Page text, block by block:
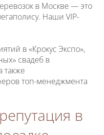
в Москве — это
Наши VIP-
в «Крокус Экспо»,
свадеб в
также
топ-менеджмента
в